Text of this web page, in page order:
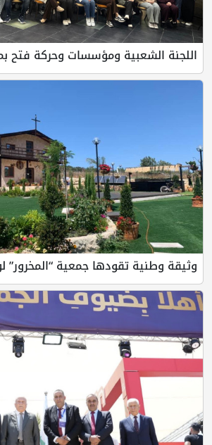
اللجنة الشعبية ومؤسسات وحركة فتح
وثيقة وطنية تقودها جمعية